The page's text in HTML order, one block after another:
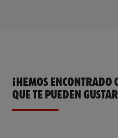
¡HEMOS ENCONTRADO
QUE TE PUEDEN